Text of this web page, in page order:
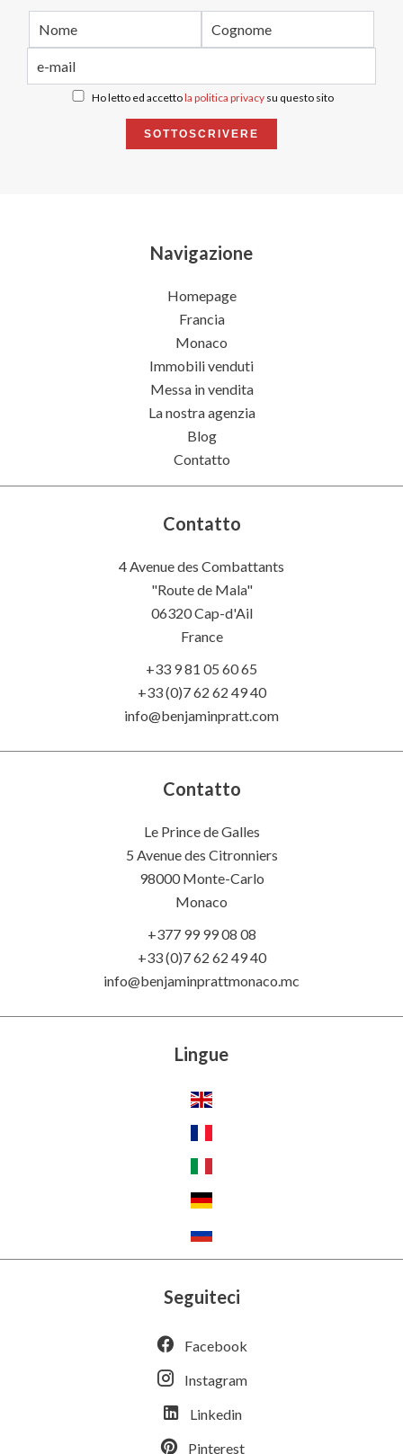
Ho letto ed accettola politica privacysu questo sito
SOTTOSCRIVERE
Navigazione
Homepage
Francia
Monaco
Immobili venduti
Messa in vendita
La nostra agenzia
Blog
Contatto
Contatto
4 Avenue des Combattants
"Route de Mala"
06320Cap-d'Ail
France
+33 9 81 05 60 65
+33 (0)7 62 62 49 40
info@benjaminpratt.com
Contatto
Le Prince de Galles
5 Avenue des Citronniers
98000 Monte-Carlo
Monaco
+377 99 99 08 08
+33 (0)7 62 62 49 40
info@benjaminprattmonaco.mc
Lingue
Seguiteci
Facebook
Instagram
Linkedin
Pinterest